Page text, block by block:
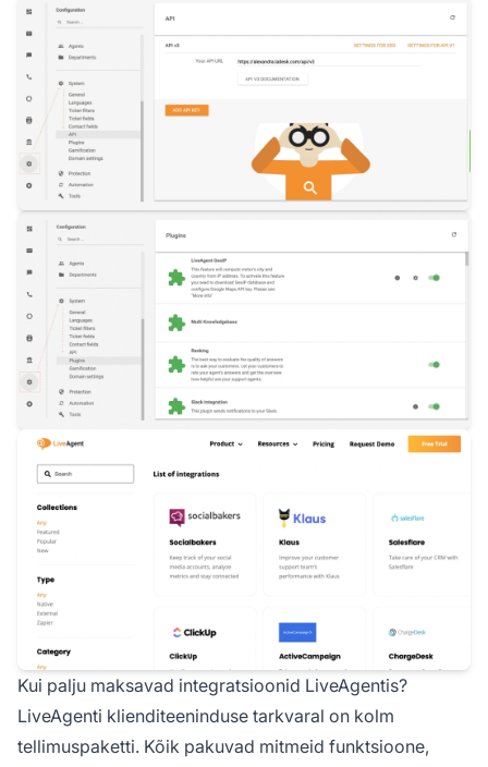
Kui palju maksavad integratsioonid LiveAgentis?
LiveAgenti klienditeeninduse tarkvaral on kolm
tellimuspaketti. Kõik pakuvad mitmeid funktsioone,